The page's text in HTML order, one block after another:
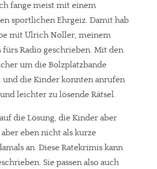
Werbung. Beide Einnahmequellen sind in den
fange meist mit einem
sportlichen Ehrgeiz. Damit hab
mit Ulrich Noller, meinem
Radio geschrieben. Mit den
um die Bolzplatzbande
und die Kinder konnten anrufen
leichter zu lösende Rätsel.
die Lösung, die Kinder aber
eben nicht als kurze
an. Diese Ratekrimis kann
Sie passen also auch